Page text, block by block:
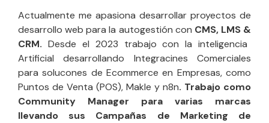
Actualmente me apasiona desarrollar proyectos de
desarrollo web para la autogestión con CMS, LMS&
CRM. Desde el 2023 trabajo con la inteligencia
Artificial desarrollando Integracines Comerciales
para solucones de Ecommerce en Empresas, como
Puntos de Venta (POS), Makle y n8n. Trabajo como
Community Manager para varias marcas
llevando sus Campañas de Marketing de